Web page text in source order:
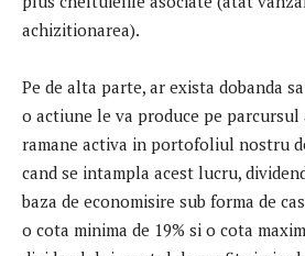
achizitionarea).
Pe de alta parte, ar exista dobanda
o actiune le va produce pe
ramane activa in portofoliul nostru
cand se intampla acest lucru,
baza de economisire sub forma de
o cota minima de 19% si o cota